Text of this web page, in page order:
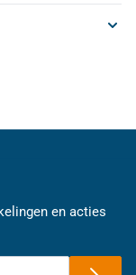
en acties